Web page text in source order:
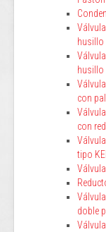
husillo
husillo
con
con
tipo
doble